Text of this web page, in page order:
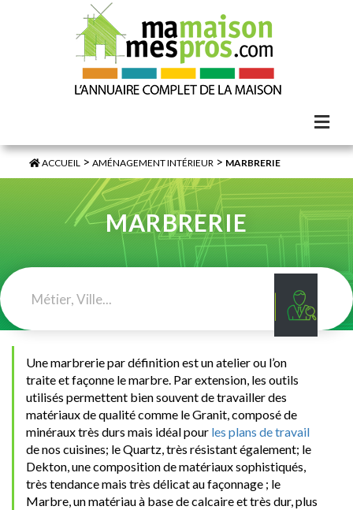
ACCUEIL >AMÉNAGEMENT INTÉRIEUR > MARBRERIE
MARBRERIE
Une marbrerie par définition est un atelier ou l’on
traite et façonne le marbre. Par extension, les outils
utilisés permettent bien souvent de travailler des
matériaux de qualité comme le Granit, composé de
minéraux très durs mais idéal pour les plans de travail
de nos cuisines; le Quartz, très résistant également; le
Dekton, une composition de matériaux sophistiqués,
très tendance mais très délicat au façonnage ; le
Marbre, un matériau à base de calcaire et très dur, plus